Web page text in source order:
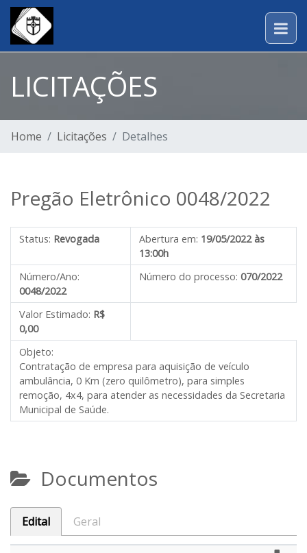
LICITAÇÕES
Home Licitações Detalhes
Pregão Eletrônico 0048/2022
Status: Revogada Abertura em: 19/05/2022 às
13:00h
Número/Ano:
0048/2022
Número do processo: 070/2022
Valor Estimado: R$
0,00
Objeto:
Contratação de empresa para aquisição de veículo
ambulância, 0 Km (zero quilômetro), para simples
remoção, 4x4, para atender as necessidades da Secretaria
Municipal de Saúde.
Documentos
Edital Geral